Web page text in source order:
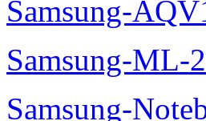
Samsung-
Samsung-ML-
Samsung-